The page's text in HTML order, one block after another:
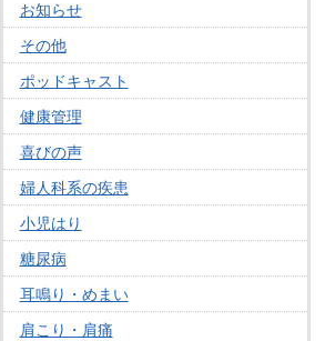
お知らせ
その他
ポッドキャスト
健康管理
喜びの声
婦人科系の疾患
小児はり
糖尿病
耳鳴り・めまい
肩こり・肩痛